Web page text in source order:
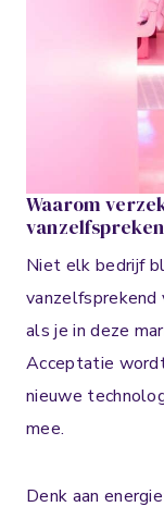
Waarom
Niet elk bedrijf
vanzelfsprekend
als je in deze
Acceptatie
nieuwe
mee.
Denk aan